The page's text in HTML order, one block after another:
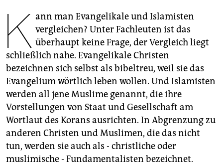
wahrheit
verlag
verlag
veranstaltungen
shop
fragen & hilfe
unterstützen
abo
K ann man Evangelikale und Islamisten
vergleichen? Unter Fachleuten ist das
überhaupt keine Frage, der Vergleich liegt
schließlich nahe. Evangelikale Christen
bezeichnen sich selbst als bibeltreu, weil sie das
Evangelium wörtlich leben wollen. Und Islamisten
werden all jene Muslime genannt, die ihre
Vorstellungen von Staat und Gesellschaft am
Wortlaut des Korans ausrichten. In Abgrenzung zu
anderen Christen und Muslimen, die das nicht
tun, werden sie auch als - christliche oder
muslimische - Fundamentalisten bezeichnet.